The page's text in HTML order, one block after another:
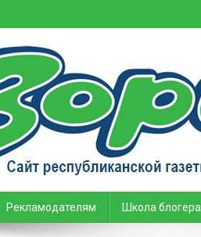
и подростков
Рекламодателям Школа блогера